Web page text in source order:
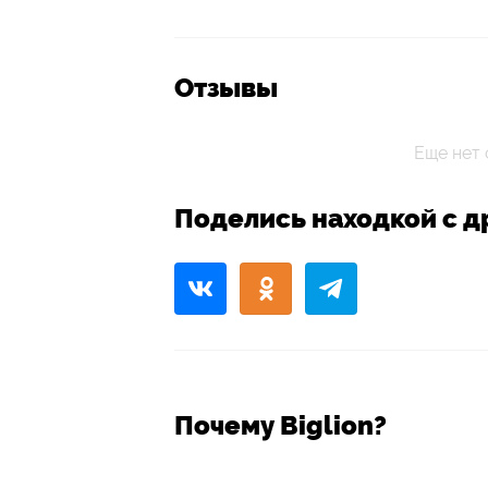
Отзывы
Еще нет
Поделись находкой с
Почему Biglion?